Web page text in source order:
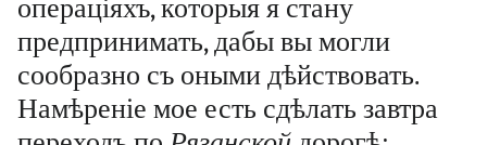
операціяхъ, которыя я стану
предпринимать, дабы вы могли
сообразно съ оными дѣйствовать.
Намѣреніе мое есть сдѣлать завтра